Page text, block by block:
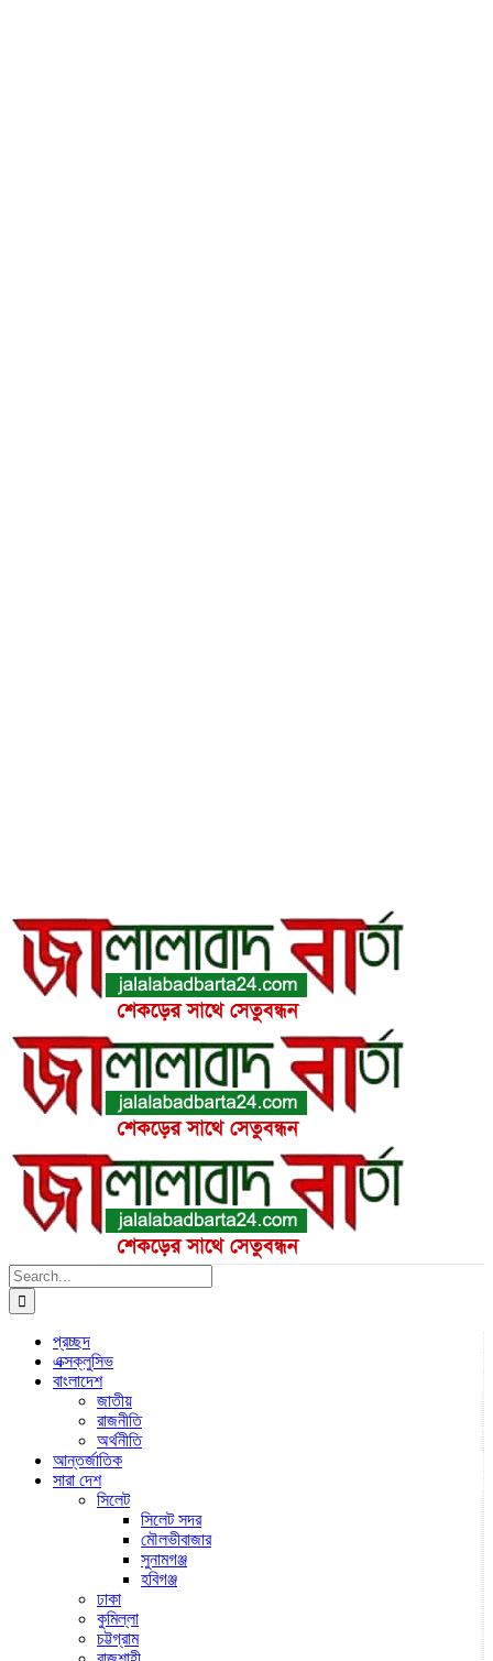
Search
for:
প্রচ্ছদ
এক্সক্লুসিভ
বাংলাদেশ
জাতীয়
রাজনীতি
অর্থনীতি
আন্তর্জাতিক
সারা দেশ
সিলেট
সিলেট সদর
মৌলভীবাজার
সুনামগঞ্জ
হবিগঞ্জ
ঢাকা
কুমিল্লা
চট্টগ্রাম